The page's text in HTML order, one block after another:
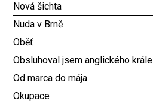
Nová šichta
Nuda v Brně
Oběť
Obsluhoval jsem anglického krále
Od marca do mája
Okupace